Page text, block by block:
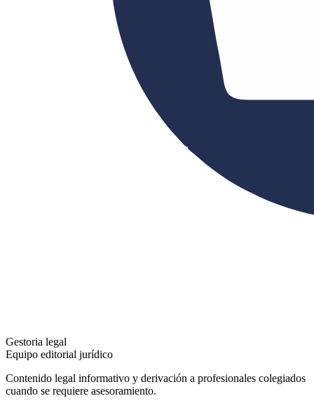
Gestoria legal
Equipo editorial jurídico
Contenido legal informativo y derivación a profesionales colegiados
cuando se requiere asesoramiento.